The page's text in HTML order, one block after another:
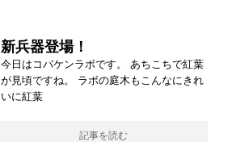
新兵器登場！
今日はコバケンラボです。 あちこちで紅葉
が見頃ですね。 ラボの庭木もこんなにきれ
いに紅葉
記事を読む